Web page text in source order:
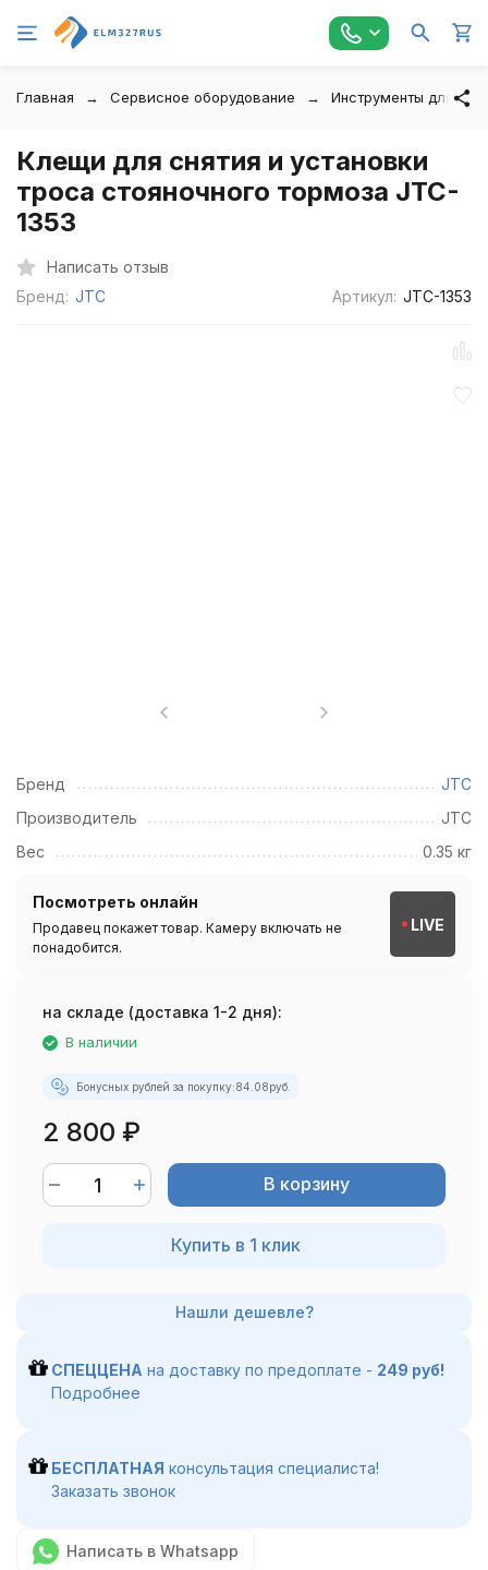
Главная Сервисное оборудование Инструменты для
Клещи для снятия и установки
троса стояночного тормоза JTC-
1353
Написать отзыв
Бренд: JTC Артикул: JTC-1353
Бренд
JTC
Производитель
JTC
Вес
0.35 кг
Посмотреть онлайн
Продавец покажет товар. Камеру включать не
понадобится.
LIVE
на складе (доставка 1-2 дня):
В наличии
Бонусных рублей за покупку:84.08руб.
2 800 ₽
В корзину
Купить в 1 клик
СПЕЦЦЕНА на доставку по предоплате - 249 руб!
Подробнее
БЕСПЛАТНАЯ консультация специалиста!
Заказать звонок
Написать в Whatsapp